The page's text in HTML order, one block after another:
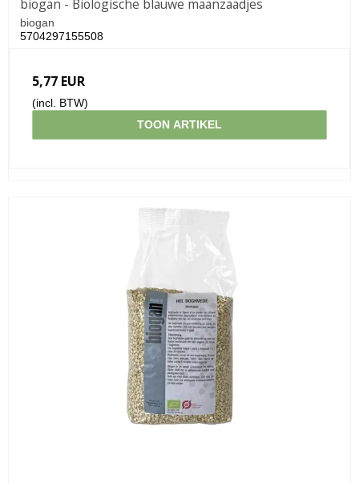
biogan - Biologische blauwe maanzaadjes
biogan
5704297155508
5,77 EUR
(incl. BTW)
TOON ARTIKEL